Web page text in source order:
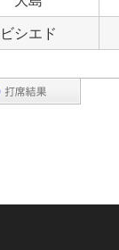
ビシエド